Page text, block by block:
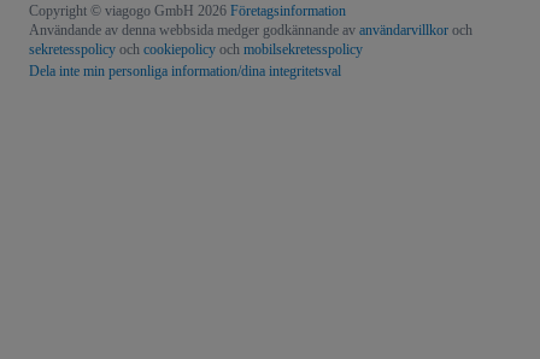
Copyright © viagogo GmbH 2026 Företagsinformation
Användande av denna webbsida medger godkännande av användarvillkor och
sekretesspolicy och cookiepolicy och mobilsekretesspolicy
Dela inte min personliga information/dina integritetsval